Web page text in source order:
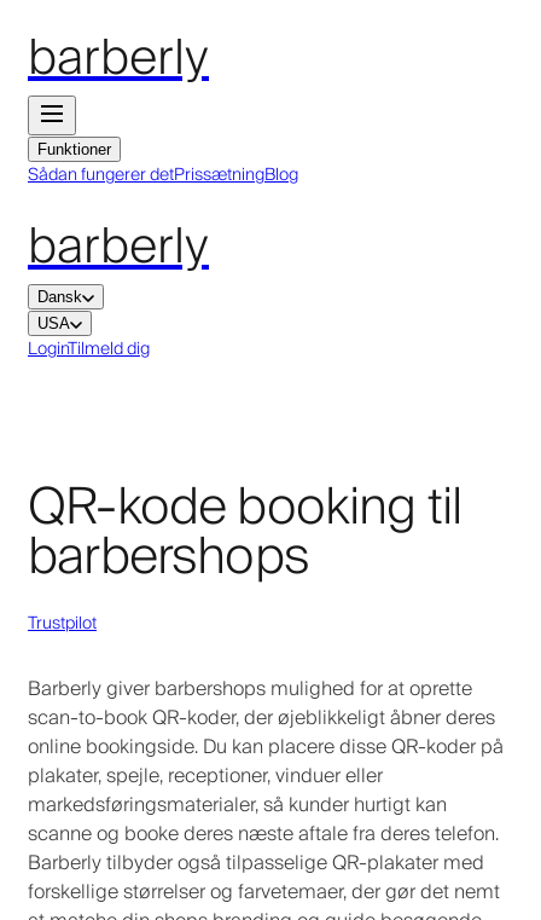
barberly
Funktioner
Sådan fungerer detPrissætningBlog
barberly
Dansk
USA
LoginTilmeld dig
QR-kode booking til
barbershops
Trustpilot
Barberly giver barbershops mulighed for at oprette
scan-to-book QR-koder, der øjeblikkeligt åbner deres
online bookingside. Du kan placere disse QR-koder på
plakater, spejle, receptioner, vinduer eller
markedsføringsmaterialer, så kunder hurtigt kan
scanne og booke deres næste aftale fra deres telefon.
Barberly tilbyder også tilpasselige QR-plakater med
forskellige størrelser og farvetemaer, der gør det nemt